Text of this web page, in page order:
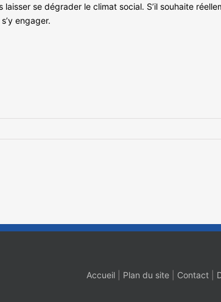
se dégrader le climat social. S’il souhaite
engager.
Accueil Plan du site Contact